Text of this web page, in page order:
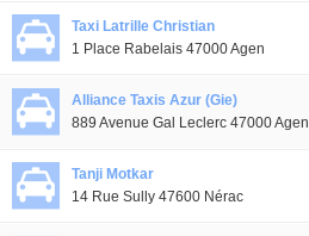
Taxi Latrille Christian
1 Place Rabelais 47000 Agen
Alliance Taxis Azur (Gie)
889 Avenue Gal Leclerc 47000 Agen
Tanji Motkar
14 Rue Sully 47600 Nérac